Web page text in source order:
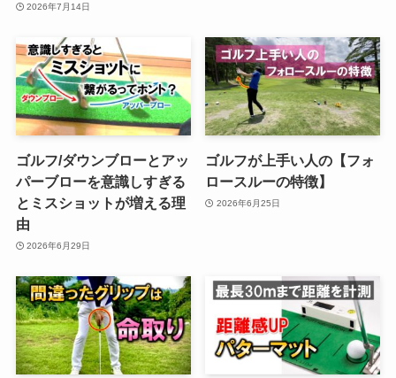
2026年7月14日
ゴルフ/ダウンブローとアッ
パーブローを意識しすぎる
とミスショットが増える理
由
2026年6月29日
ゴルフが上手い人の【フォ
ロースルーの特徴】
2026年6月25日